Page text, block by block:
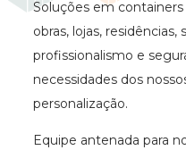
Soluções em
obras, lojas,
profissionalismo e
necessidades dos
personalização.
Equipe antenada para